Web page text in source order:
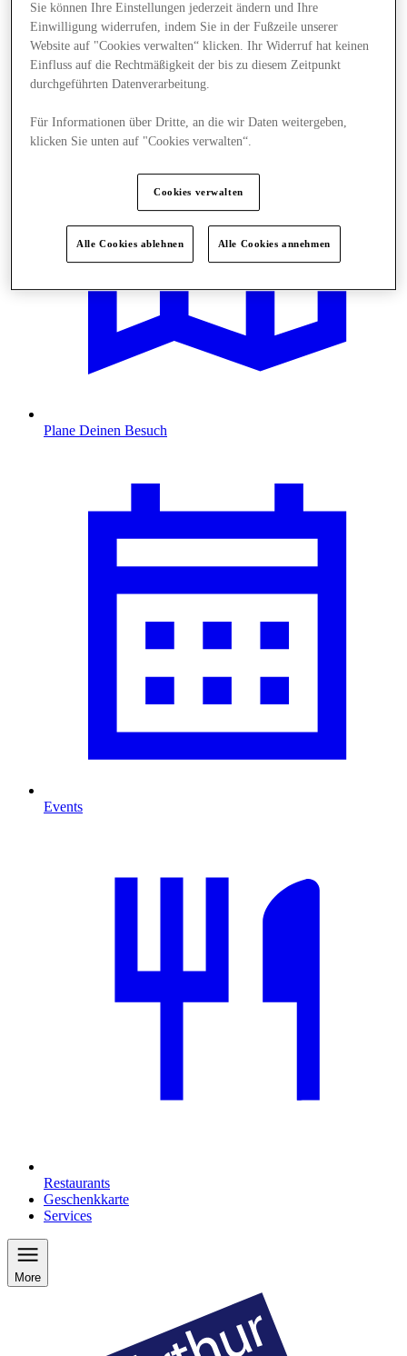
Angebote
Plane Deinen Besuch
Events
Restaurants
Geschenkkarte
Services
More
Sie können Ihre Einstellungen jederzeit ändern und Ihre
Einwilligung widerrufen, indem Sie in der Fußzeile unserer
Website auf "Cookies verwalten“ klicken. Ihr Widerruf hat keinen
Einfluss auf die Rechtmäßigkeit der bis zu diesem Zeitpunkt
durchgeführten Datenverarbeitung.
Für Informationen über Dritte, an die wir Daten weitergeben,
klicken Sie unten auf "Cookies verwalten“.
Cookies verwalten
Alle Cookies ablehnen Alle Cookies annehmen